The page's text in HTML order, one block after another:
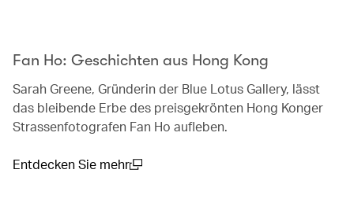
Fan Ho: Geschichten aus Hong Kong
Sarah Greene, Gründerin der Blue Lotus Gallery, lässt
das bleibende Erbe des preisgekrönten Hong Konger
Strassenfotografen Fan Ho aufleben.
Entdecken Sie mehr